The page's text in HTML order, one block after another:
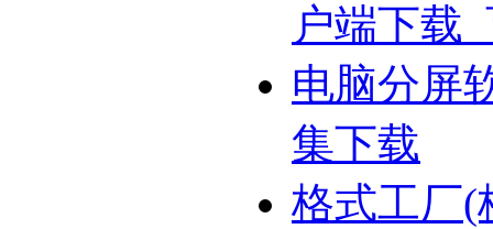
户端下载
电脑分屏
集下载
格式工厂(